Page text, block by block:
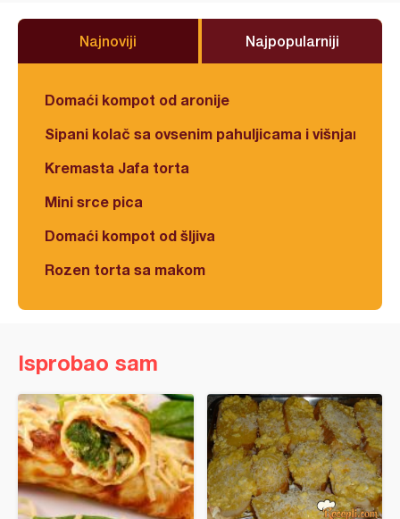
Najnoviji Najpopularniji
Domaći kompot od aronije
Sipani kolač sa ovsenim pahuljicama i višnjama
Kremasta Jafa torta
Mini srce pica
Domaći kompot od šljiva
Rozen torta sa makom
Isprobao sam